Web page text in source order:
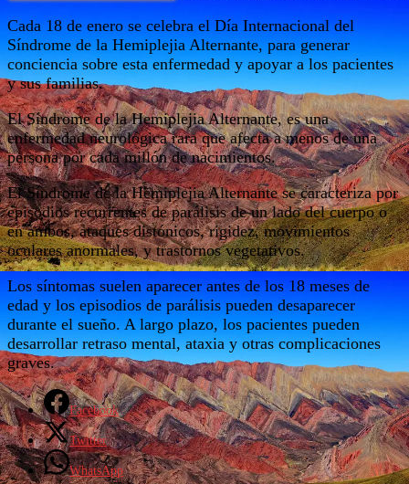
Cada 18 de enero se celebra el Día Internacional del
Síndrome de la Hemiplejia Alternante, para generar
conciencia sobre esta enfermedad y apoyar a los pacientes
y sus familias.
El Síndrome de la Hemiplejia Alternante, es una
enfermedad neurológica rara que afecta a menos de una
persona por cada millón de nacimientos.
El Síndrome de la Hemiplejia Alternante se caracteriza por
episodios recurrentes de parálisis de un lado del cuerpo o
en ambos, ataques distónicos, rigidez, movimientos
oculares anormales, y trastornos vegetativos.
Los síntomas suelen aparecer antes de los 18 meses de
edad y los episodios de parálisis pueden desaparecer
durante el sueño. A largo plazo, los pacientes pueden
desarrollar retraso mental, ataxia y otras complicaciones
graves.
Facebook
Twitter
WhatsApp